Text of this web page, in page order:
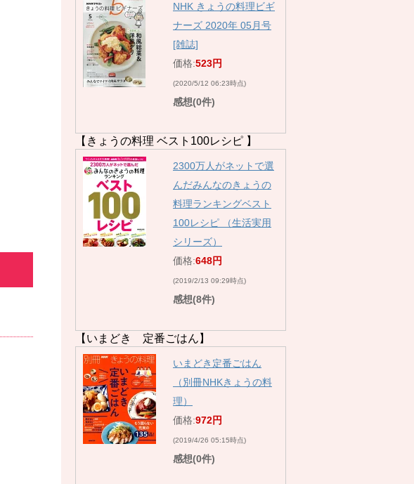
NHK きょうの料理ビギ
ナーズ 2020年 05月号
[雑誌]
価格:523円
(2020/5/12 06:23時点)
感想(0件)
【きょうの料理 ベスト100レシピ 】
2300万人がネットで選
んだみんなのきょうの
料理ランキングベスト
100レシピ （生活実用
シリーズ）
価格:648円
(2019/2/13 09:29時点)
感想(8件)
【いまどき 定番ごはん】
いまどき定番ごはん
（別冊NHKきょうの料
理）
価格:972円
(2019/4/26 05:15時点)
感想(0件)